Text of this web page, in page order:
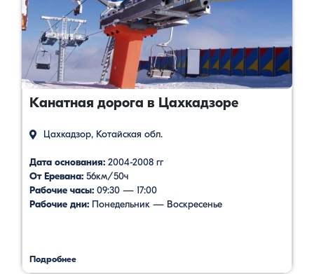
Канатная дорога в Цахкадзоре
Цахкадзор, Котайская обл.
Дата основания: 2004-2008 гг
От Еревана: 56км/50ч
Рабочие часы: 09:30 — 17:00
Рабочие дни: Понедельник — Воскресенье
Подробнее